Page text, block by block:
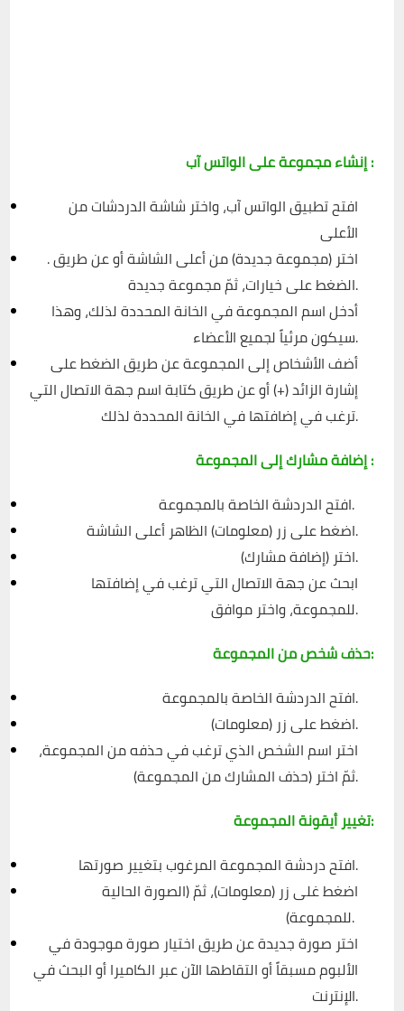
إنشاء مجموعة على الواتس آب :
افتح تطبيق الواتس آب، واختر شاشة الدردشات من
الأعلى
. اختر (مجموعة جديدة) من أعلى الشاشة أو عن طريق
الضغط على خيارات، ثمّ مجموعة جديدة.
سيكون مرئياً لجميع الأعضاء.
إشارة الزائد (+) أو عن طريق كتابة اسم جهة الاتصال التي
ترغب في إضافتها في الخانة المحددة لذلك.
إضافة مشارك إلى المجموعة :
افتح الدردشة الخاصة بالمجموعة.
اضغط على زر (معلومات) الظاهر أعلى الشاشة.
اختر (إضافة مشارك).
للمجموعة، واختر موافق.
حذف شخص من المجموعة:
افتح الدردشة الخاصة بالمجموعة.
اضغط على زر (معلومات).
ثمّ اختر (حذف المشارك من المجموعة).
تغيير أيقونة المجموعة:
افتح دردشة المجموعة المرغوب بتغيير صورتها.
للمجموعة).
اختر صورة جديدة عن طريق اختيار صورة موجودة في
الألبوم مسبقاً أو التقاطها الآن عبر الكاميرا أو البحث في
الإنترنت.